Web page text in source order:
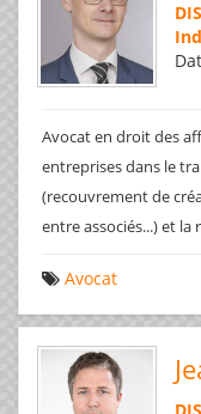
Avocat en droit des
entreprises dans le
(recouvrement de
entre associés...) et
Avocat